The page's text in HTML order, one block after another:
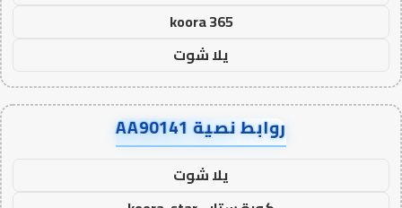
koora 365
يلا شوت
روابط نصية AA90141
يلا شوت